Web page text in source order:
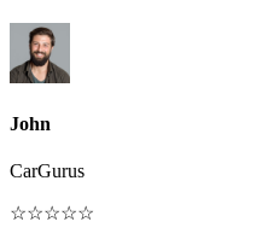
John
CarGurus
☆☆☆☆☆